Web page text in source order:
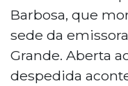
Barbosa, que
sede da
Grande. Aberta
despedida